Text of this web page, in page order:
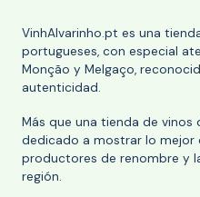
VinhAlvarinho.pt es una
portugueses, con especial
Monção y Melgaço,
autenticidad.
Más que una tienda de
dedicado a mostrar lo mejor
productores de renombre y
región.